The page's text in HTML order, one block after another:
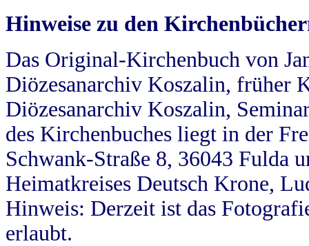
Hinweise zu den
Das Original-Kirchenbuch von
Diözesanarchiv Koszalin, früher
Diözesanarchiv Koszalin,
des Kirchenbuches liegt in der
Schwank-Straße 8, 36043 Fulda
Heimatkreises Deutsch Krone,
Hinweis: Derzeit ist das
erlaubt.